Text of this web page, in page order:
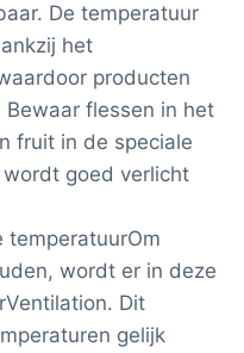
De temperatuur
het
producten
flessen in het
fruit in de speciale
goed verlicht
temperatuurOm
wordt er in deze
Dit
gelijk